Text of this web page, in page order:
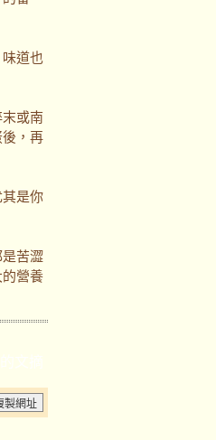
道也
或南
，再
是你
苦澀
營養